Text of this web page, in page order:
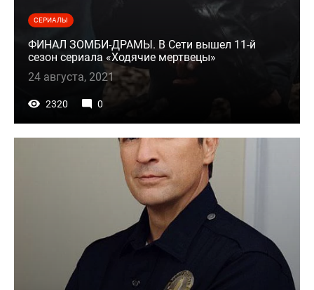
СЕРИАЛЫ
ФИНАЛ ЗОМБИ-ДРАМЫ. В Сети вышел 11-й
сезон сериала «Ходячие мертвецы»
24 августа, 2021
2320 0